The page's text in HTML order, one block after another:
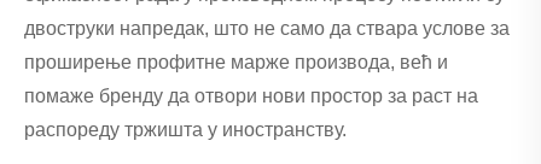
двоструки напредак, што не само да ствара услове за
проширење профитне марже производа, већ и
помаже бренду да отвори нови простор за раст на
распореду тржишта у иностранству.